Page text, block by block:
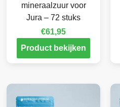
mineraalzuur voor
Jura – 72 stuks
€61,95
Product bekijken